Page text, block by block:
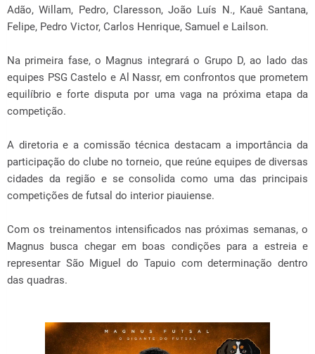
Adão, Willam, Pedro, Claresson, João Luís N., Kauê Santana,
Felipe, Pedro Victor, Carlos Henrique, Samuel e Lailson.
Na primeira fase, o Magnus integrará o Grupo D, ao lado das
equipes PSG Castelo e Al Nassr, em confrontos que prometem
equilíbrio e forte disputa por uma vaga na próxima etapa da
competição.
A diretoria e a comissão técnica destacam a importância da
participação do clube no torneio, que reúne equipes de diversas
cidades da região e se consolida como uma das principais
competições de futsal do interior piauiense.
Com os treinamentos intensificados nas próximas semanas, o
Magnus busca chegar em boas condições para a estreia e
representar São Miguel do Tapuio com determinação dentro
das quadras.